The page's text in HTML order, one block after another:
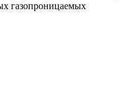
газопроницаемых